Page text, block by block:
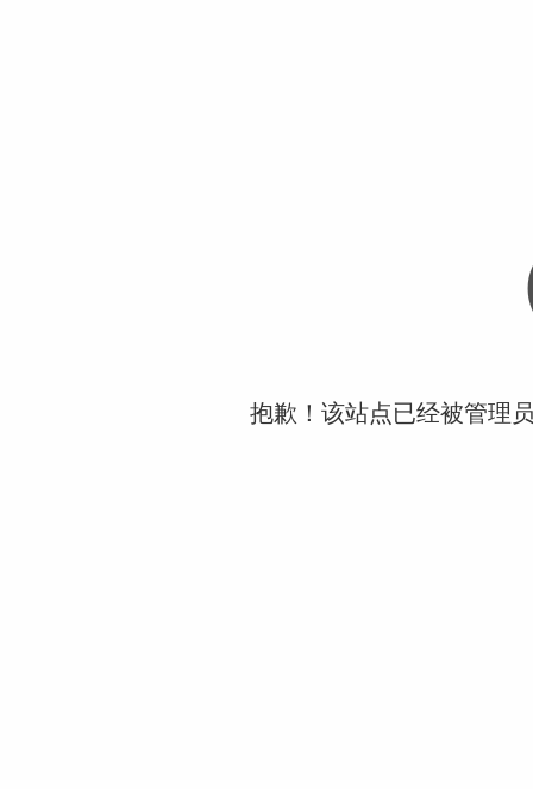
抱歉！该站点已经被管理